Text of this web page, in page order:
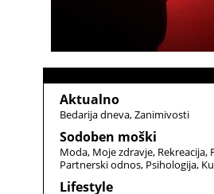
Aktualno
Bedarija dneva Zanimivosti
Sodoben moški
Moda Moje zdravje Rekreacija
Partnerski odnos Psihologija
Lifestyle